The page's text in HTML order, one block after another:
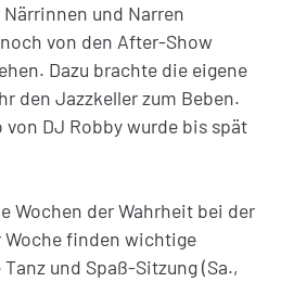
und Narren
von den After-Show
Dazu brachte die eigene
den Jazzkeller zum Beben.
DJ Robby wurde bis spät
Wochen der Wahrheit bei der
finden wichtige
und Spaß-Sitzung (Sa.,